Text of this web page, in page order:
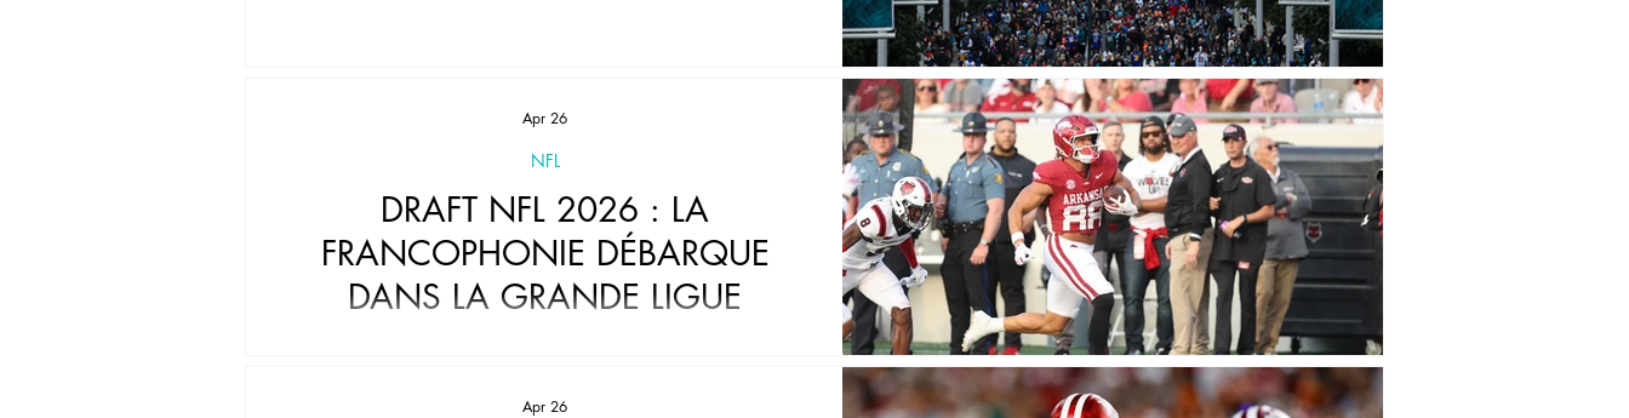
DRAFT NFL 2026 : LA
FRANCOPHONIE DÉBARQUE
DANS LA GRANDE LIGUE
NFL
Apr 26
Apr 26